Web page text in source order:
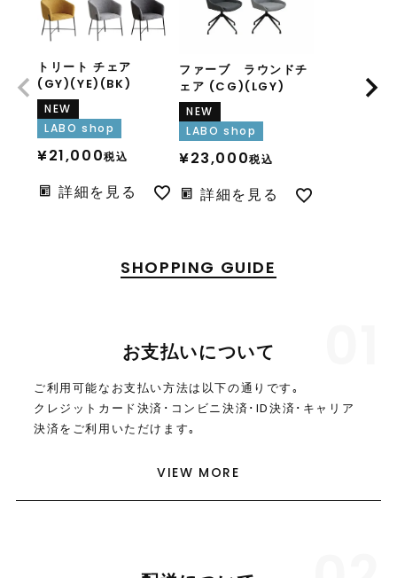
トリート チェア
(GY)(YE)(BK)
NEW
LABO shop
¥21,000税込
詳細を見る
ファーブ ラウンドチ
ェア (CG)(LGY)
NEW
LABO shop
¥23,000税込
詳細を見る
SHOPPING GUIDE
お支払いについて
ご利用可能なお支払い方法は以下の通りです｡
クレジットカード決済･コンビニ決済･ID決済･キャリア
決済をご利用いただけます｡
VIEW MORE